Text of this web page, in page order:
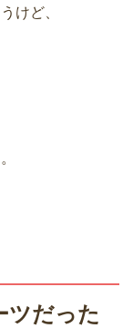
けど、
ツだった